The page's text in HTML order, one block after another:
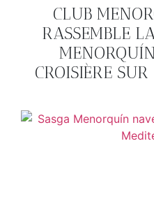
CLUB
RASSEMBLE
CROISIÈRE